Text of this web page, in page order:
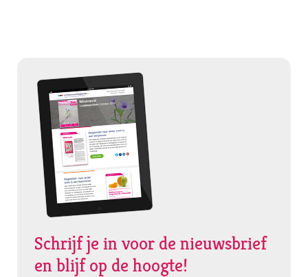
Schrijf je in voor de nieuwsbrief
en blijf op de hoogte!